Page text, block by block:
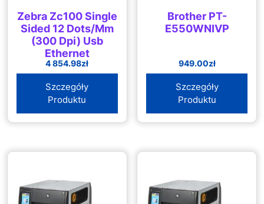
Zebra Zc100 Single
Sided 12 Dots/Mm
(300 Dpi) Usb
Ethernet
(ZC11000C000EM00)
4 854.98zł
Szczegóły
Produktu
Brother PT-
E550WNIVP
949.00zł
Szczegóły
Produktu